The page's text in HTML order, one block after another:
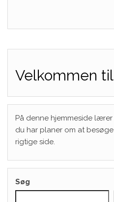
Velkommen
På denne hjemmeside
du har planer om at
rigtige side.
Søg